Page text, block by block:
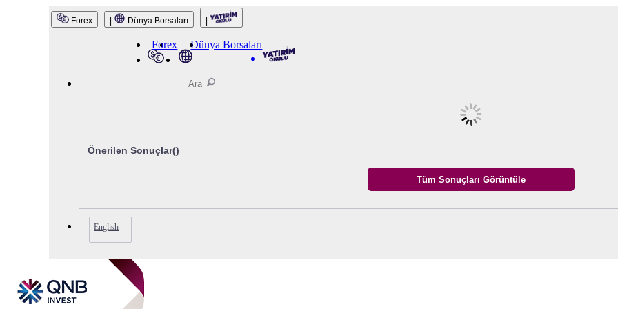
QNB Invest
Forex Dünya Borsaları
Forex Dünya Borsaları
Önerilen Sonuçlar()
English